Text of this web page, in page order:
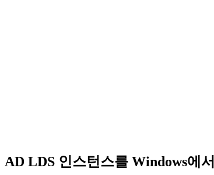
AD LDS 인스턴스를 Windows에